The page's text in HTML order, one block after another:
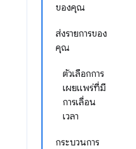
ของคุณ
ส่งรายการของ
คุณ
ตัวเลือกการ
เผยแพร่ที่มี
การเลื่อน
เวลา
กระบวนการ